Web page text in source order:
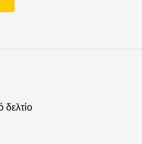
δελτίο